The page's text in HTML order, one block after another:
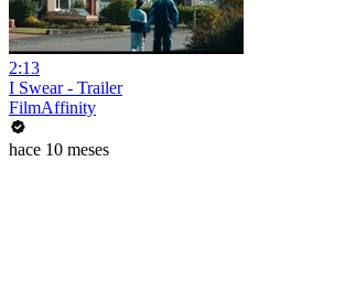
2:13
I Swear - Trailer
FilmAffinity
hace 10 meses